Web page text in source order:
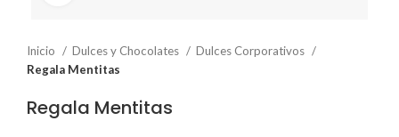
Inicio Dulces y Chocolates
Dulces Corporativos
Regala Mentitas
Regala Mentitas